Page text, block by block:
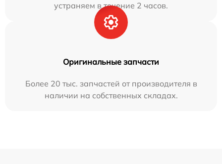
устраняем в течение 2 часов.
Оригинальные запчасти
Более 20 тыс. запчастей от производителя в
наличии на собственных складах.